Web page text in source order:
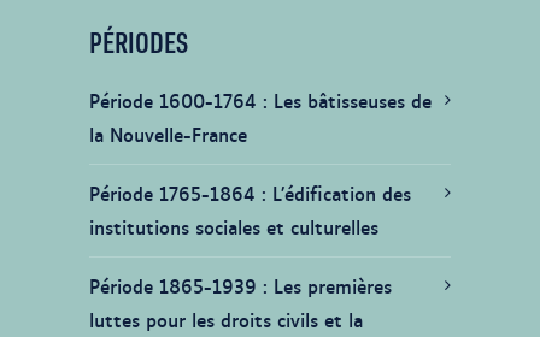
PÉRIODES
Période 1600-1764
Les bâtisseuses de
la Nouvelle-France
Période 1765-1864
L’édification des
institutions sociales et culturelles
Période 1865-1939
Les premières
luttes pour les droits civils et la